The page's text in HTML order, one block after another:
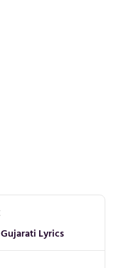
Gujarati Lyrics